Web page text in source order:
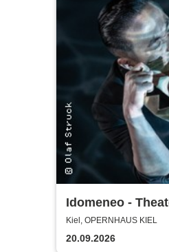
Idomeneo -
Kiel, OPERNHAUS KIEL
20.09.2026